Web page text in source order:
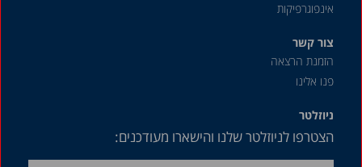
אינפוגרפיקות
צור קשר
הזמנת הרצאה
פנו אלינו
ניוזלטר
הצטרפו לניוזלטר שלנו והישארו מעודכנים: